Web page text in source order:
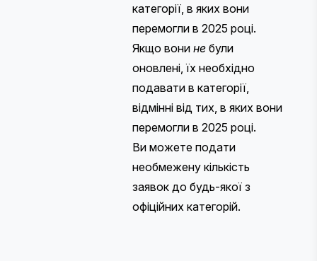
категорії, в яких вони
перемогли в 2025 році.
Якщо вони небули
оновлені, їх необхідно
подавати в категорії,
відмінні від тих, в яких вони
перемогли в 2025 році.
Ви можете подати
необмежену кількість
заявок до будь-якої з
офіційних категорій.